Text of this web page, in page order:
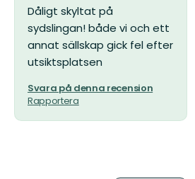
Dåligt skyltat på
sydslingan! både vi och ett
annat sällskap gick fel efter
utsiktsplatsen
Svara på denna recension
Rapportera